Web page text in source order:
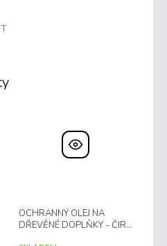
OCHRANNÝ OLEJ NA
DŘEVĚNÉ DOPLŇKY - ČIRÝ